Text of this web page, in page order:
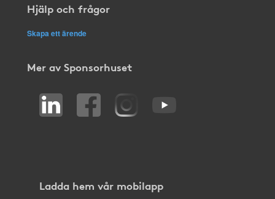
Hjälp och frågor
Skapa ett ärende
Mer av Sponsorhuset
Ladda hem vår mobilapp